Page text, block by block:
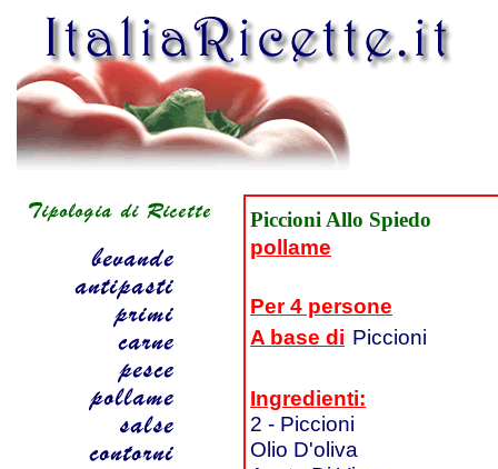
Piccioni Allo Spiedo
pollame
Per 4 persone
A base di Piccioni
Ingredienti:
2 - Piccioni
Olio D'oliva